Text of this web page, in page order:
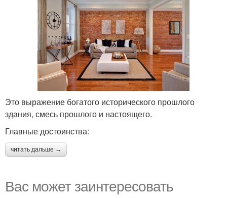
Это выражение богатого исторического прошлого
здания, смесь прошлого и настоящего.
Главные достоинства:
читать дальше →
Вас может заинтересовать